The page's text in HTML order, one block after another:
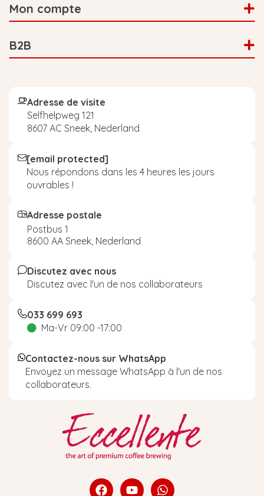
Mon compte
B2B
Adresse de visite
Selfhelpweg 121
8607 AC Sneek, Nederland
[email protected]
Nous répondons dans les 4 heures les jours
ouvrables !
Adresse postale
Postbus 1
8600 AA Sneek, Nederland
Discutez avec nous
Discutez avec l'un de nos collaborateurs
033 699 693
Ma-Vr 09:00 -17:00
Contactez-nous sur WhatsApp
Envoyez un message WhatsApp à l'un de nos
collaborateurs.